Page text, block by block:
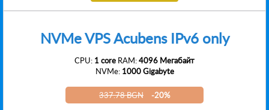
NVMe VPS Acubens IPv6 only
CPU: 1 core RAM:4096 Мегабайт
NVMe: 1000 Gigabyte
337.78 BGN -20%